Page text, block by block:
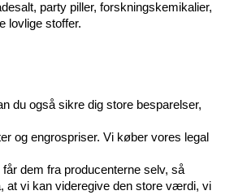
party piller, forskningskemikalier,
lovlige stoffer.
du også sikre dig store besparelser,
og engrospriser. Vi køber vores legal
dem fra producenterne selv, så
at vi kan videregive den store værdi, vi